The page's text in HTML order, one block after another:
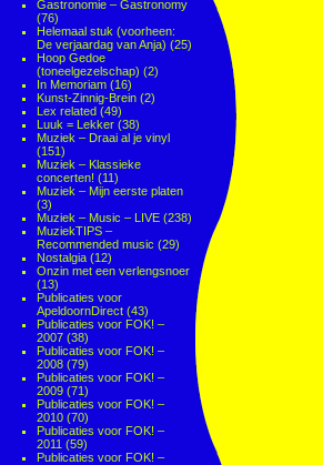
Gastronomie – Gastronomy
(76)
Helemaal stuk (voorheen:
De verjaardag van Anja) (25)
Hoop Gedoe
(toneelgezelschap) (2)
In Memoriam (16)
Kunst-Zinnig-Brein (2)
Lex related (49)
Luuk = Lekker (38)
Muziek – Draai al je vinyl
(151)
Muziek – Klassieke
concerten! (11)
Muziek – Mijn eerste platen
(3)
Muziek – Music – LIVE (238)
MuziekTIPS –
Recommended music (29)
Nostalgia (12)
Onzin met een verlengsnoer
(13)
Publicaties voor
ApeldoornDirect (43)
Publicaties voor FOK! –
2007 (38)
Publicaties voor FOK! –
2008 (79)
Publicaties voor FOK! –
2009 (71)
Publicaties voor FOK! –
2010 (70)
Publicaties voor FOK! –
2011 (59)
Publicaties voor FOK! –